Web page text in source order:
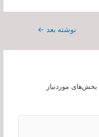
نوشته بعد ←
بخش‌های موردنیاز